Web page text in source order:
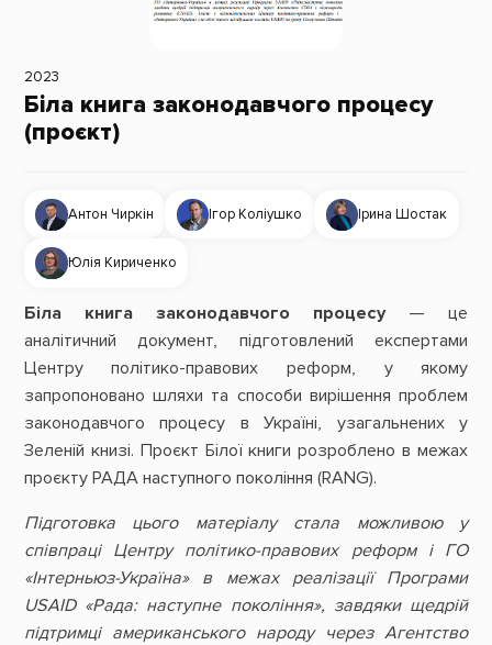
2023
Біла книга законодавчого процесу
(проєкт)
Антон Чиркін Ігор Коліушко Ірина Шостак
Юлія Кириченко
Біла книга законодавчого процесу— це
аналітичний документ, підготовлений експертами
Центру політико-правових реформ, у якому
запропоновано шляхи та способи вирішення проблем
законодавчого процесу в Україні, узагальнених у
Зеленій книзі. Проєкт Білої книги розроблено в межах
проєкту РАДА наступного покоління (RANG).
Підготовка цього матеріалу стала можливою у
співпраці Центру політико-правових реформ і ГО
«Інтерньюз-Україна» в межах реалізації Програми
USAID «Рада: наступне покоління», завдяки щедрій
підтримці американського народу через Агентство